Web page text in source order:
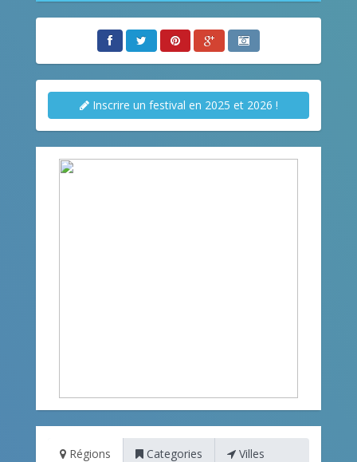
Inscrire un festival en 2025 et 2026 !
Régions Categories Villes